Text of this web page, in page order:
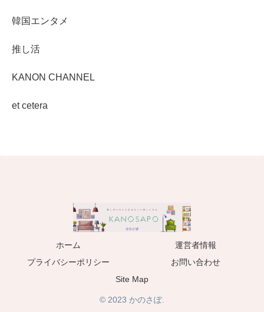
韓国エンタメ
推し活
KANON CHANNEL
et cetera
ホーム
運営者情報
プライバシーポリシー
お問い合わせ
Site Map
© 2023 かのさぽ.